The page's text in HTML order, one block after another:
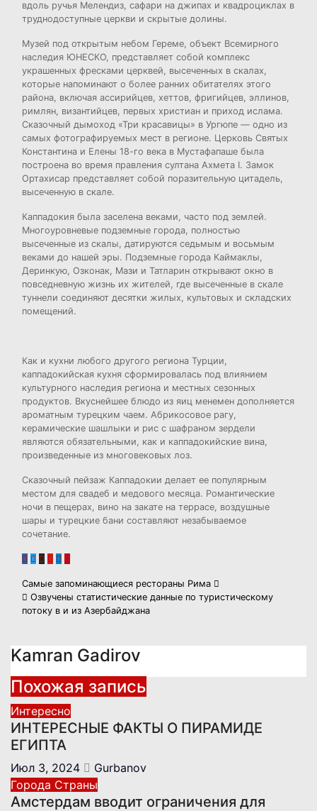
вдоль ручья Мелендиз, сафари на джипах и квадроциклах в
труднодоступные церкви и скрытые долины.
Музей под открытым небом Гереме, объект Всемирного
наследия ЮНЕСКО, представляет собой комплекс
украшенных фресками церквей, высеченных в скалах,
которые напоминают о более ранних обитателях этого
района, включая ассирийцев, хеттов, фригийцев, эллинов,
римлян, византийцев, первых христиан и приход ислама.
Сказочный дымоход «Три красавицы» в Ургюпе — одно из
самых фотографируемых мест в регионе. Церковь Святых
Константина и Елены 18-го века в Мустафапаше была
построена во время правления султана Ахмета I. Замок
Ортахисар представляет собой поразительную цитадель,
высеченную в скале.
Каппадокия была заселена веками, часто под землей.
Многоуровневые подземные города, полностью
высеченные из скалы, датируются седьмым и восьмым
веками до нашей эры. Подземные города Каймаклы,
Деринкую, Озконак, Мази и Татларин открывают окно в
повседневную жизнь их жителей, где высеченные в скале
туннели соединяют десятки жилых, культовых и складских
помещений.
Как и кухни любого другого региона Турции,
каппадокийская кухня сформировалась под влиянием
культурного наследия региона и местных сезонных
продуктов. Вкуснейшее блюдо из яиц менемен дополняется
ароматным турецким чаем. Абрикосовое рагу,
керамические шашлыки и рис с шафраном зердели
являются обязательными, как и каппадокийские вина,
произведенные из многовековых лоз.
Сказочный пейзаж Каппадокии делает ее популярным
местом для свадеб и медового месяца. Романтические
ночи в пещерах, вино на закате на террасе, воздушные
шары и турецкие бани составляют незабываемое
сочетание.
Навигация
по
записям
Самые запоминающиеся рестораны Рима
Озвучены статистические данные по туристическому
потоку в и из Азербайджана
Kamran Gadirov
Похожая запись
Интересно
ИНТЕРЕСНЫЕ ФАКТЫ О ПИРАМИДЕ
ЕГИПТА
Июл 3, 2024
Gurbanov
Города Страны
Амстердам вводит ограничения для